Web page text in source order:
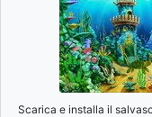
Scarica e installa il